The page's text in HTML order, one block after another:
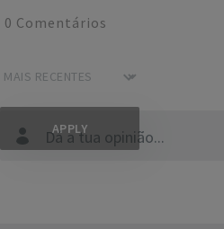
Dá a tua opinião...
0 Comentários